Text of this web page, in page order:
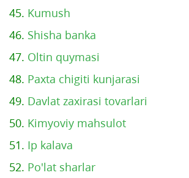
45. Kumush
46. Shisha banka
47. Oltin quymasi
48. Paxta chigiti kunjarasi
49. Davlat zaxirasi tovarlari
50. Kimyoviy mahsulot
51. Ip kalava
52. Po'lat sharlar